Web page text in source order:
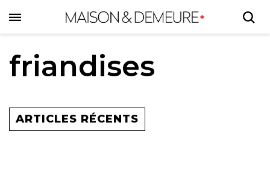
to
main
content
friandises
ARTICLES RÉCENTS